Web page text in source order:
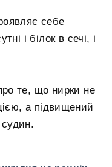
себе
і білок в сечі, і
про те, що нирки не
а підвищений